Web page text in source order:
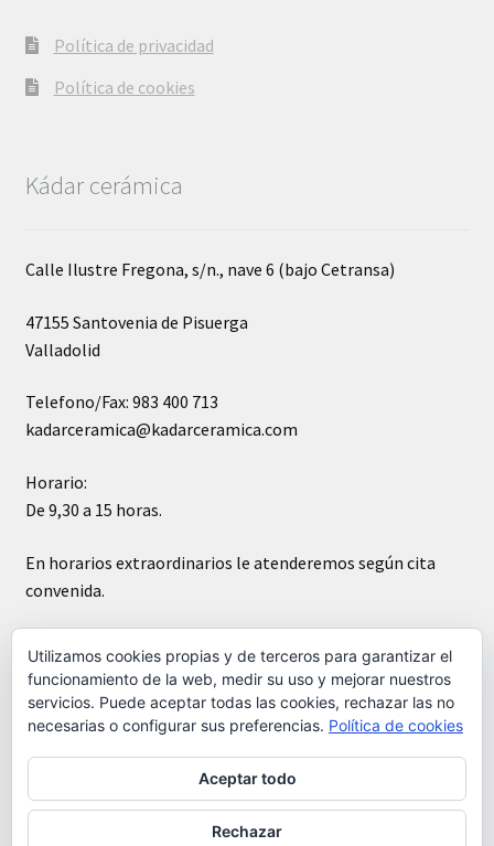
Política de privacidad
Política de cookies
Kádar cerámica
Calle Ilustre Fregona, s/n., nave 6 (bajo Cetransa)
47155 Santovenia de Pisuerga
Valladolid
Telefono/Fax: 983 400 713
kadarceramica@kadarceramica.com
Horario:
De 9,30 a 15 horas.
En horarios extraordinarios le atenderemos según cita
convenida.
Construido con WooCommerce.
Utilizamos cookies propias y de terceros para garantizar el
funcionamiento de la web, medir su uso y mejorar nuestros
servicios. Puede aceptar todas las cookies, rechazar las no
necesarias o configurar sus preferencias. Política de cookies
Aceptar todo
Rechazar